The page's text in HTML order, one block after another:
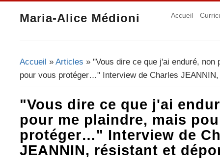
Maria-Alice Médioni Accueil
Vous êtes ici
Accueil » Articles » "Vous dire ce que j'ai enduré, non
pour vous protéger…" Interview de Charles
"Vous dire ce que j'ai
pour me plaindre, mais
protéger…" Interview de
JEANNIN, résistant et